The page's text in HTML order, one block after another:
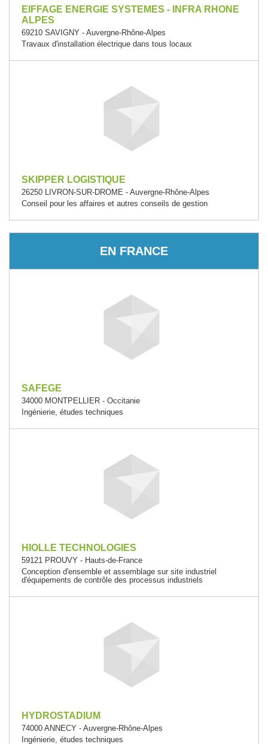
EIFFAGE ENERGIE SYSTEMES - INFRA RHONE
ALPES
69210 SAVIGNY - Auvergne-Rhône-Alpes
Travaux d'installation électrique dans tous locaux
SKIPPER LOGISTIQUE
26250 LIVRON-SUR-DROME - Auvergne-Rhône-Alpes
Conseil pour les affaires et autres conseils de gestion
EN FRANCE
SAFEGE
34000 MONTPELLIER - Occitanie
Ingénierie, études techniques
HIOLLE TECHNOLOGIES
59121 PROUVY - Hauts-de-France
Conception d'ensemble et assemblage sur site industriel
d'équipements de contrôle des processus industriels
HYDROSTADIUM
74000 ANNECY - Auvergne-Rhône-Alpes
Ingénierie, études techniques